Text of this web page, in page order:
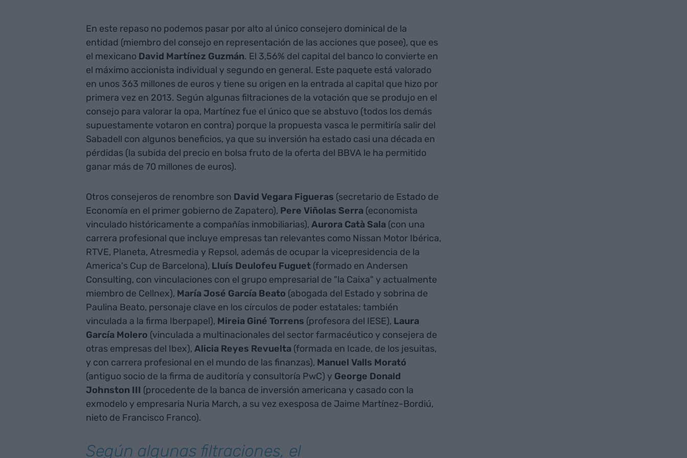
En este repaso no podemos pasar por alto al único consejero dominical de la
entidad (miembro del consejo en representación de las acciones que posee), que es
el mexicano David Martínez Guzmán. El 3,56% del capital del banco lo convierte en
el máximo accionista individual y segundo en general. Este paquete está valorado
en unos 363 millones de euros y tiene su origen en la entrada al capital que hizo por
primera vez en 2013. Según algunas filtraciones de la votación que se produjo en el
consejo para valorar la opa, Martínez fue el único que se abstuvo (todos los demás
supuestamente votaron en contra) porque la propuesta vasca le permitiría salir del
Sabadell con algunos beneficios, ya que su inversión ha estado casi una década en
pérdidas (la subida del precio en bolsa fruto de la oferta del BBVA le ha permitido
ganar más de 70 millones de euros).
Otros consejeros de renombre son David Vegara Figueras (secretario de Estado de
Economía en el primer gobierno de Zapatero), Pere Viñolas Serra(economista
vinculado históricamente a compañías inmobiliarias), Aurora Catà Sala (con una
carrera profesional que incluye empresas tan relevantes como Nissan Motor Ibérica,
RTVE, Planeta, Atresmedia y Repsol, además de ocupar la vicepresidencia de la
America's Cup de Barcelona), Lluís Deulofeu Fuguet(formado en Andersen
Consulting, con vinculaciones con el grupo empresarial de "la Caixa" y actualmente
miembro de Cellnex), María José García Beato (abogada del Estado y sobrina de
Paulina Beato, personaje clave en los círculos de poder estatales; también
vinculada a la firma Iberpapel), Mireia Giné Torrens (profesora del IESE), Laura
García Molero (vinculada a multinacionales del sector farmacéutico y consejera de
otras empresas del Ibex), Alicia Reyes Revuelta(formada en Icade, de los jesuitas,
y con carrera profesional en el mundo de las finanzas), Manuel Valls Morató
(antiguo socio de la firma de auditoría y consultoría PwC) y George Donald
Johnston III (procedente de la banca de inversión americana y casado con la
exmodelo y empresaria Nuria March, a su vez exesposa de Jaime Martínez-Bordiú,
nieto de Francisco Franco).
Según algunas filtraciones, el